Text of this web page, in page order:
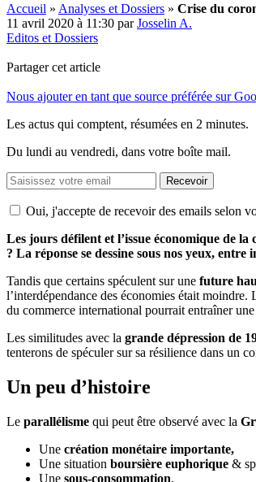
Accueil » Analyses et Dossiers » Crise du
11 avril 2020 à 11:30 parJosselin A.
Editos et Dossiers
Partager cet article
Nous ajouter en tant que source préférée sur
Les actus qui comptent, résumées en 2 minutes.
Du lundi au vendredi, dans votre boîte mail.
Recevoir
Oui, j'accepte de recevoir des emails selon
Les jours défilent et l’issue économique de
? La réponse se dessine sous nos yeux, entre
Tandis que certains spéculent sur une future
l’interdépendance des économies était moindre.
du commerce international pourrait entraîner
Les similitudes avec la grande dépression de
tenterons de spéculer sur sa résilience dans un
Un peu d’histoire
Le parallélisme qui peut être observé avec la
Une création monétaire importante,
Une situation boursière euphorique &
Une sous-consommation,